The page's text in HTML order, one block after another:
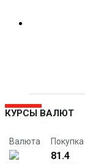
КУРСЫ ВАЛЮТ
Валюта Покупка
81.4